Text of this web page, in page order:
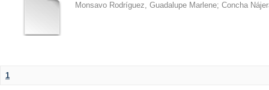
Monsavo Rodríguez, Guadalupe Marlene; Concha
1